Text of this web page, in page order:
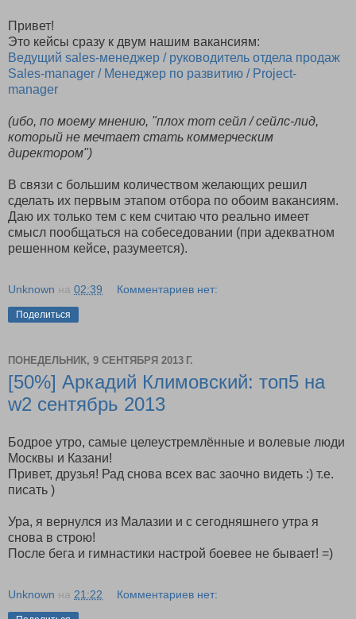
Привет!
Это кейсы сразу к двум нашим вакансиям:
Ведущий sales-менеджер / руководитель отдела продаж
Sales-manager / Менеджер по развитию / Project-
manager
(ибо, по моему мнению, "плох тот сейл / сейлс-лид,
который не мечтает стать коммерческим
директором")
В связи с большим количеством желающих решил
сделать их первым этапом отбора по обоим вакансиям.
Даю их только тем с кем считаю что реально имеет
смысл пообщаться на собеседовании (при адекватном
решенном кейсе, разумеется).
Unknown на 02:39 Комментариев нет:
Поделиться
ПОНЕДЕЛЬНИК, 9 СЕНТЯБРЯ 2013 Г.
[50%] Аркадий Климовский: топ5 на
w2 сентябрь 2013
Бодрое утро, самые целеустремлённые и волевые люди
Москвы и Казани!
Привет, друзья! Рад снова всех вас заочно видеть :) т.е.
писать )
Ура, я вернулся из Малазии и с сегодняшнего утра я
снова в строю!
После бега и гимнастики настрой боевее не бывает! =)
Unknown на 21:22 Комментариев нет: